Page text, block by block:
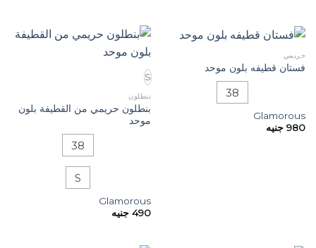
حريمي
فستان قطيفه بلون موحد
38
Glamorous
980 جنيه
S
بنطلون
بنطلون حريمي من القطيفة بلون
موحد
38
S
Glamorous
490 جنيه